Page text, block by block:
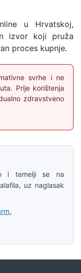
u Hrvatskoj,
izvor koji pruža
proces kupnje.
svrhe i ne
Prije korištenja
zdravstveno
i temelji se na
uz naglasak